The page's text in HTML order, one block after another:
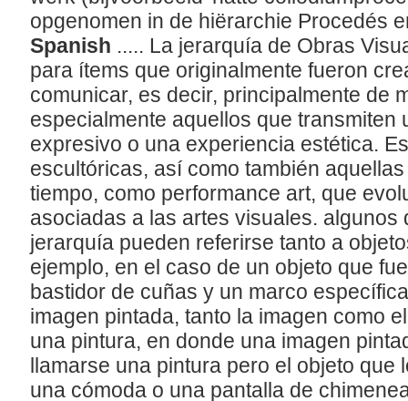
opgenomen in de hiërarchie Procedés
Spanish ..... La jerarquía de Obras
para ítems que originalmente fueron
comunicar, es decir, principalmente de
especialmente aquellos que transmiten
expresivo o una experiencia estética.
escultóricas, así como también
tiempo, como performance art, que
asociadas a las artes visuales. algunos
jerarquía pueden referirse tanto a
ejemplo, en el caso de un objeto que
bastidor de cuñas y un marco
imagen pintada, tanto la imagen como
una pintura, en donde una imagen
llamarse una pintura pero el objeto que
una cómoda o una pantalla de